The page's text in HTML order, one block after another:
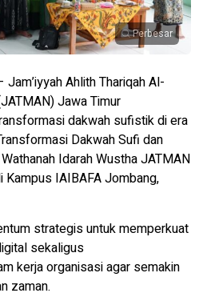
Perbesar
Ahlith Thariqah Al-
Jawa Timur
dakwah sufistik di era
Dakwah Sufi dan
Idarah Wustha JATMAN
IAIBAFA Jombang,
strategis untuk memperkuat
sekaligus
kerja organisasi agar semakin
zaman.